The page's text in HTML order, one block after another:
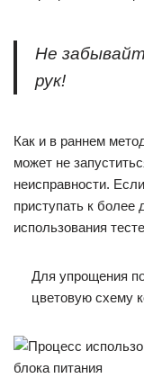
Не
рук!
Как и в раннем
может не
неисправности.
приступать к более
использования
Для упрощения
цветовую схему